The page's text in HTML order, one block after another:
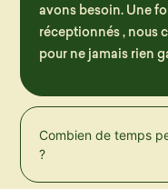
avons besoin. Une
réceptionnés , nous
pour ne jamais rien
Combien de temps
?